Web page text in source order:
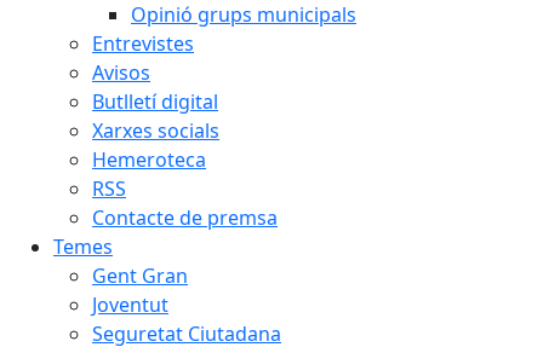
Opinió grups municipals
Entrevistes
Avisos
Butlletí digital
Xarxes socials
Hemeroteca
RSS
Contacte de premsa
Temes
Gent Gran
Joventut
Seguretat Ciutadana